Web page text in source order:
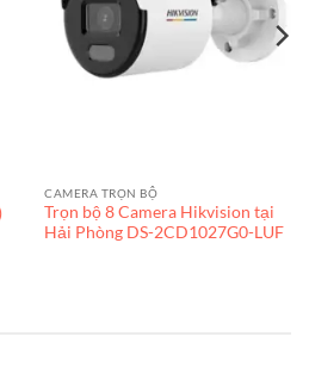
CAMERA TRỌN BỘ
Trọn bộ 8 Camera Hikvision tại
Hải Phòng DS-2CD1027G0-LUF